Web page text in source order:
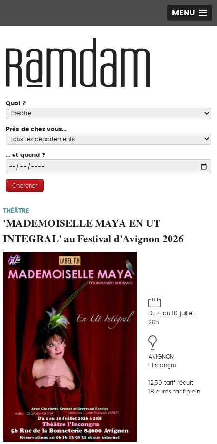
MENU
Quoi ?
Près de chez vous...
... et quand ?
Chercher
THÉÂTRE
'MADEMOISELLE MAYA EN UT
INTEGRAL' au Festival d'Avignon 2026
Du 4 au 10 juillet
20h
AVIGNON
L'Incongru
12,50 tarif réduit
18 euros tarif plein